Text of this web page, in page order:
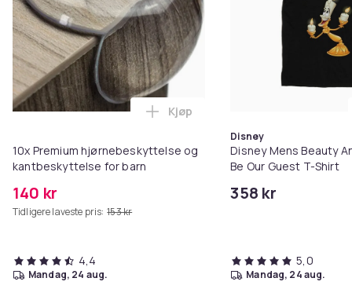
10x Premium hjørnebeskyttelse og
kantbeskyttelse for barn
140 kr
Tidligere laveste pris: 153 kr
Legg 10x Premium
Kjøp
4,4
mandag, 24 aug.
Disney
Disney Mens Beauty
Be Our Guest T-Shirt
358 kr
5,0
mandag, 24 aug.